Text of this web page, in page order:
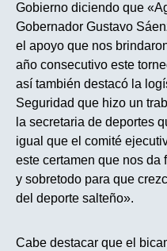
Gobierno diciendo que
Gobernador Gustavo
el apoyo que nos
año consecutivo este
así también destacó la
Seguridad que hizo un
la secretaria de deportes
igual que el comité
este certamen que nos da
y sobretodo para que
del deporte salteño».
Cabe destacar que el